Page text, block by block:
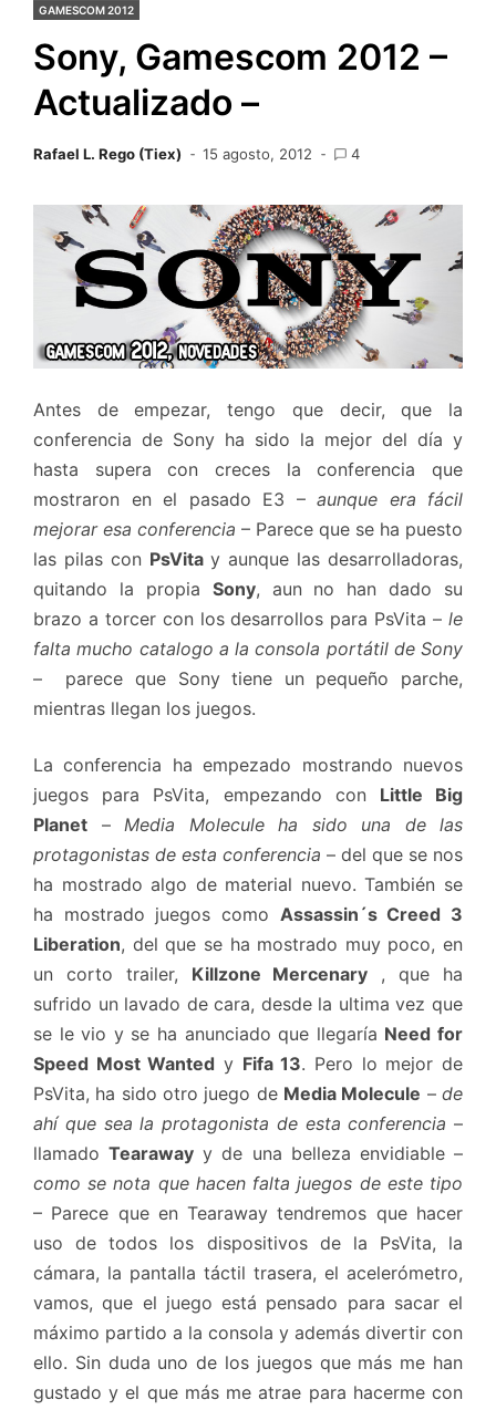
GAMESCOM 2012
Sony, Gamescom 2012 –
Actualizado –
Rafael L. Rego (Tiex) 15 agosto, 2012 4
Antes de empezar, tengo que decir, que la
conferencia de Sony ha sido la mejor del día y
hasta supera con creces la conferencia que
mostraron en el pasado E3 – aunque era fácil
mejorar esa conferencia – Parece que se ha puesto
las pilas con PsVitay aunque las desarrolladoras,
quitando la propia Sony, aun no han dado su
brazo a torcer con los desarrollos para PsVita – le
falta mucho catalogo a la consola portátil de Sony
– parece que Sony tiene un pequeño parche,
mientras llegan los juegos.
La conferencia ha empezado mostrando nuevos
juegos para PsVita, empezando con Little Big
Planet – Media Molecule ha sido una de las
protagonistas de esta conferencia – del que se nos
ha mostrado algo de material nuevo. También se
ha mostrado juegos como Assassin´s Creed 3
Liberation, del que se ha mostrado muy poco, en
un corto trailer, Killzone Mercenary , que ha
sufrido un lavado de cara, desde la ultima vez que
se le vio y se ha anunciado que llegaría Need for
Speed Most Wanted y Fifa 13. Pero lo mejor de
PsVita, ha sido otro juego de Media Molecule –de
ahí que sea la protagonista de esta conferencia –
llamadoTearaway y de una belleza envidiable –
como se nota que hacen falta juegos de este tipo
– Parece que en Tearaway tendremos que hacer
uso de todos los dispositivos de la PsVita, la
cámara, la pantalla táctil trasera, el acelerómetro,
vamos, que el juego está pensado para sacar el
máximo partido a la consola y además divertir con
ello. Sin duda uno de los juegos que más me han
gustado y el que más me atrae para hacerme con